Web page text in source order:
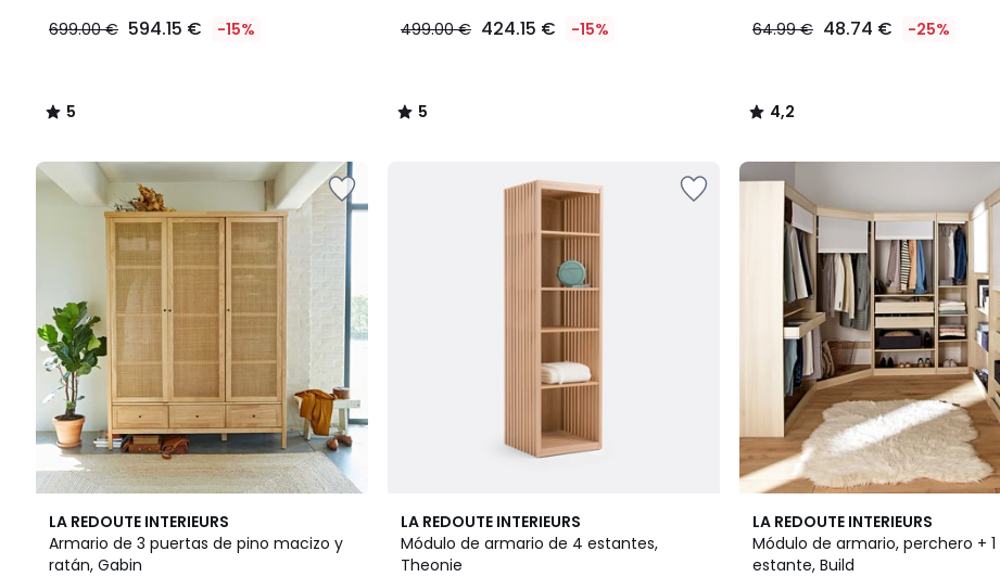
699.00 € 594.15 € -15%
5
/
499.00 € 424.15 € -15%
5
/
64.99 € 48.74 € -25%
4,2
/
LA REDOUTE INTERIEURS
Armario de 3 puertas de pino macizo y
ratán, Gabin
3,4
/ 5
LA REDOUTE INTERIEURS
Módulo de armario de 4 estantes,
Theonie
4
/
5
LA REDOUTE INTERIEURS
Módulo de armario, perchero + 1
estante, Build
3,9
/ 5